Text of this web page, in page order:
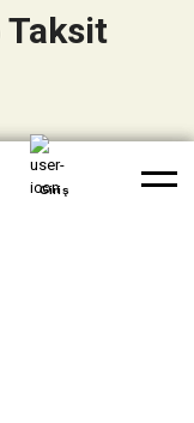
Whatsapp Yardım
Giriş
Taksit